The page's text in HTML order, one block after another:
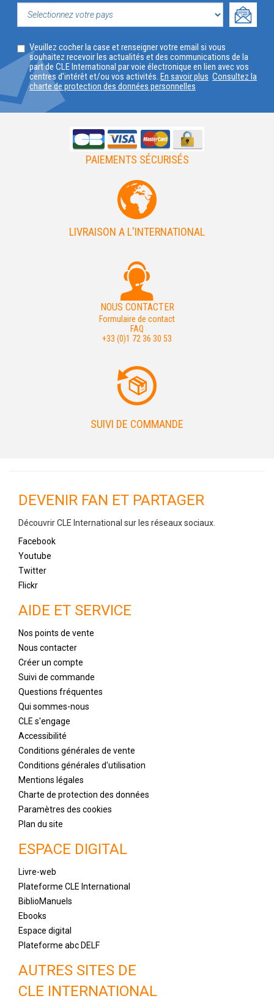
PROFIL
VOTRE
PAYS
Veuillez cocher la case et renseigner votre email si vous
souhaitez recevoir les actualités et des communications de la
part de CLE International par voie électronique en lien avec vos
centres d'intérêt et/ou vos activités. En savoir plus Consultez la
charte de protection des données personnelles
PAIEMENTS SÉCURISÉS
LIVRAISON A L'INTERNATIONAL
NOUS CONTACTER
Formulaire de contact
FAQ
+33 (0)1 72 36 30 53
SUIVI DE COMMANDE
DEVENIR FAN ET PARTAGER
Découvrir CLE International sur les réseaux sociaux.
Facebook
Youtube
Twitter
Flickr
AIDE ET SERVICE
Nos points de vente
Nous contacter
Créer un compte
Suivi de commande
Questions fréquentes
Qui sommes-nous
CLE s'engage
Accessibilité
Conditions générales de vente
Conditions générales d'utilisation
Mentions légales
Charte de protection des données
Paramètres des cookies
Plan du site
ESPACE DIGITAL
Livre-web
Plateforme CLE International
BiblioManuels
Ebooks
Espace digital
Plateforme abc DELF
AUTRES SITES DE
CLE INTERNATIONAL